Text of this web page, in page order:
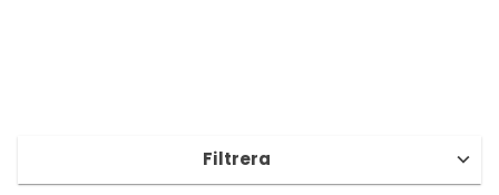
Filtrera